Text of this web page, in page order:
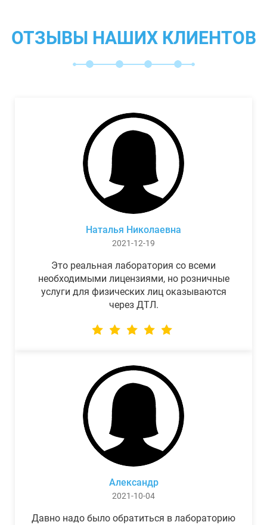
ОТЗЫВЫ НАШИХ КЛИЕНТОВ
Наталья Николаевна
2021-12-19
Это реальная лаборатория со всеми
необходимыми лицензиями, но розничные
услуги для физических лиц оказываются
через ДТЛ.
Александр
2021-10-04
Давно надо было обратиться в лабораторию